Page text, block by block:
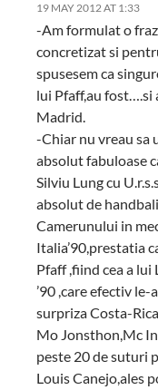
19 MAY 2012 AT 1:33
-Am formulat o
concretizat si
spusesem ca
lui Pfaff,au fost….si
Madrid.
-Chiar nu vreau
absolut fabuloase
Silviu Lung cu
absolut de
Camerunului in
Italia’90,prestatia
Pfaff ,fiind cea a
’90 ,care efectiv
surpriza Costa-
Mo Jonsthon,Mc
peste 20 de suturi
Louis Canejo,ales